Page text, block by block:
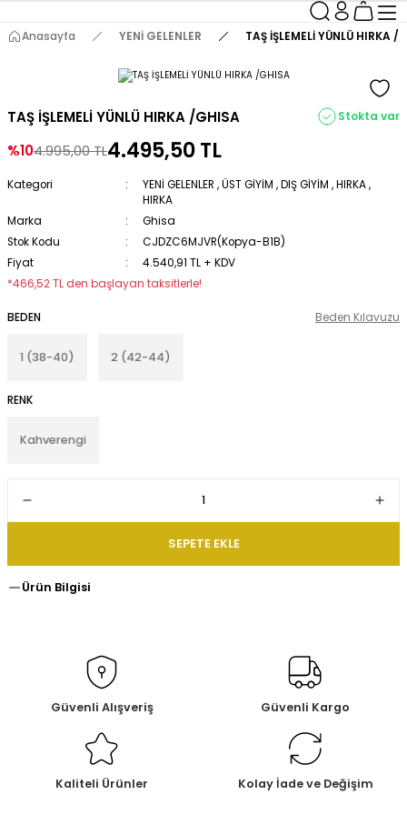
Anasayfa YENİ GELENLER TAŞ İŞLEMELİ YÜNLÜ HIRKA /
TAŞ İŞLEMELİ YÜNLÜ HIRKA /GHISA Stokta var
%104.995,00 TL4.495,50 TL
Kategori YENİ GELENLER ,ÜST GİYİM ,DIŞ GİYİM ,HIRKA ,
HIRKA
Marka
Ghisa
Stok Kodu
CJDZC6MJVR(Kopya-B1B)
Fiyat
4.540,91 TL + KDV
*466,52 TL den başlayan taksitlerle!
BEDEN
1 (38-40) 2 (42-44)
RENK
Kahverengi
Beden Kılavuzu
SEPETE EKLE
Ürün Bilgisi
Güvenli Alışveriş Güvenli Kargo
Kaliteli Ürünler Kolay İade ve Değişim